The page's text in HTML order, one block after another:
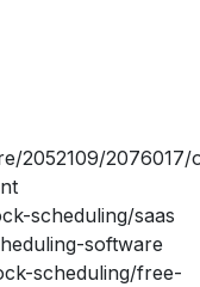
2052109/2076017/
scheduling/saas
software
scheduling/free-